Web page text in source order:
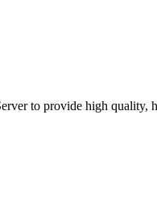
to provide high quality,